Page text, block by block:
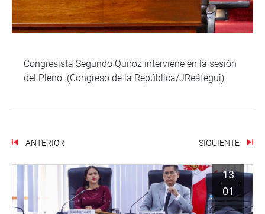
Congresista Segundo Quiroz interviene en la sesión
del Pleno. (Congreso de la República/JReátegui)
ANTERIOR SIGUIENTE
13
01